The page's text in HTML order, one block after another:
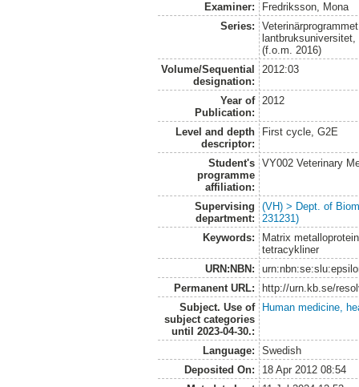
Examiner:
Fredriksson, Mona
Series:
(f.o.m. 2016)
Volume/Sequential
designation:
2012:03
Year of
Publication:
2012
Level and depth
descriptor:
First cycle, G2E
Student's
programme
affiliation:
VY002 Veterinary
Supervising
department:
(VH) > Dept. of
231231)
Keywords:
Matrix
tetracykliner
URN:NBN:
Permanent URL:
http://urn.kb.se/
Subject. Use of
subject categories
until 2023-04-30.:
Human medicine,
Language:
Swedish
Deposited On:
18 Apr 2012 08:54